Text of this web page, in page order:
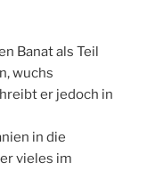
Banat als Teil
wuchs
er jedoch in
in die
vieles im